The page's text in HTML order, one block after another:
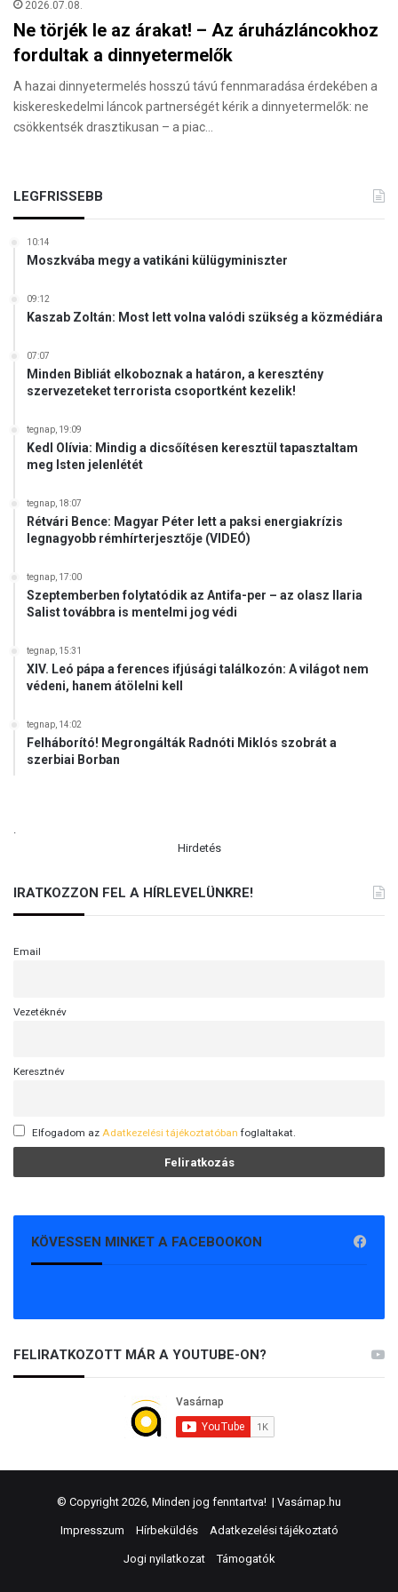
2026.07.08.
Ne törjék le az árakat! – Az áruházláncokhoz
fordultak a dinnyetermelők
A hazai dinnyetermelés hosszú távú fennmaradása érdekében a
kiskereskedelmi láncok partnerségét kérik a dinnyetermelők: ne
csökkentsék drasztikusan – a piac…
LEGFRISSEBB
10:14
Moszkvába megy a vatikáni külügyminiszter
09:12
Kaszab Zoltán: Most lett volna valódi szükség a közmédiára
07:07
Minden Bibliát elkoboznak a határon, a keresztény
szervezeteket terrorista csoportként kezelik!
tegnap, 19:09
Kedl Olívia: Mindig a dicsőítésen keresztül tapasztaltam
meg Isten jelenlétét
tegnap, 18:07
Rétvári Bence: Magyar Péter lett a paksi energiakrízis
legnagyobb rémhírterjesztője (VIDEÓ)
tegnap, 17:00
Szeptemberben folytatódik az Antifa-per – az olasz Ilaria
Salist továbbra is mentelmi jog védi
tegnap, 15:31
XIV. Leó pápa a ferences ifjúsági találkozón: A világot nem
védeni, hanem átölelni kell
tegnap, 14:02
Felháborító! Megrongálták Radnóti Miklós szobrát a
szerbiai Borban
.
Hirdetés
IRATKOZZON FEL A HÍRLEVELÜNKRE!
Email
Vezetéknév
Keresztnév
Elfogadom az Adatkezelési tájékoztatóban foglaltakat.
KÖVESSEN MINKET A FACEBOOKON
FELIRATKOZOTT MÁR A YOUTUBE-ON?
© Copyright 2026, Minden jog fenntartva! | Vasárnap.hu
Impresszum Hírbeküldés Adatkezelési tájékoztató
Jogi nyilatkozat Támogatók